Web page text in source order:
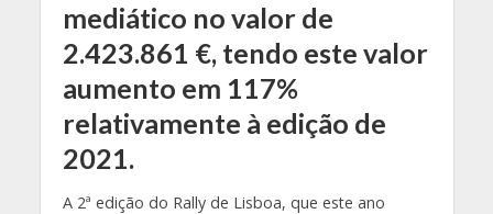
mediático no valor de
2.423.861 €, tendo este valor
aumento em 117%
relativamente à edição de
2021.
A 2ª edição do Rally de Lisboa, que este ano